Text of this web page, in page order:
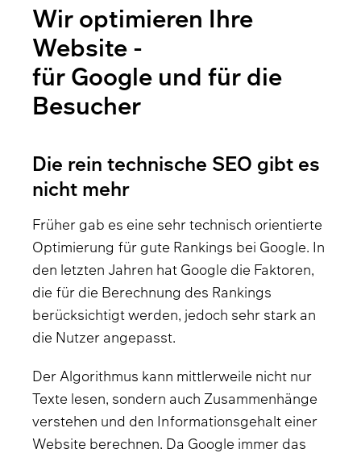
Wir optimieren Ihre
Website -
für Google und für die
Besucher
Die rein technische SEO gibt es
nicht mehr
Früher gab es eine sehr technisch orientierte
Optimierung für gute Rankings bei Google. In
den letzten Jahren hat Google die Faktoren,
die für die Berechnung des Rankings
berücksichtigt werden, jedoch sehr stark an
die Nutzer angepasst.
Der Algorithmus kann mittlerweile nicht nur
Texte lesen, sondern auch Zusammenhänge
verstehen und den Informationsgehalt einer
Website berechnen. Da Google immer das